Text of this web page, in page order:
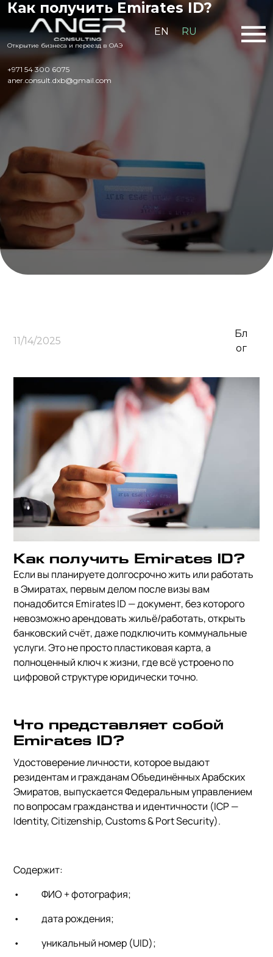
Открытие бизнеса и переезд в ОАЭ
+971 54 300 6075
aner.consult.dxb@gmail.com
EN RU
Как получить Emirates ID?
11/14/2025
Бл
ог
Как получить Emirates ID?
Если вы планируете долгосрочно жить или работать
в Эмиратах, первым делом после визы вам
понадобится Emirates ID — документ, без которого
невозможно арендовать жильё/работать, открыть
банковский счёт, даже подключить коммунальные
услуги. Это не просто пластиковая карта, а
полноценный ключ к жизни, где всё устроено по
цифровой структуре юридически точно.
Что представляет собой
Emirates ID?
Удостоверение личности, которое выдают
резидентам и гражданам Объединённых Арабских
Эмиратов, выпускается Федеральным управлением
по вопросам гражданства и идентичности (ICP —
Identity, Citizenship, Customs & Port Security).
Содержит:
• ФИО + фотография;
• дата рождения;
• уникальный номер (UID);